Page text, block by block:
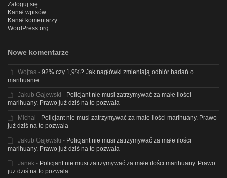
Zaloguj się
Kanał wpisów
Kanał komentarzy
WordPress.org
Nowe komentarze
Wojtas - 92% czy 1,9%? Jak nagłówki zmieniają odbiór badań o
marihuanie
Jakub Gajewski - Policjant nie musi zatrzymywać za małe ilości
marihuany. Prawo już dziś na to pozwala
Michal - Policjant nie musi zatrzymywać za małe ilości marihuany. Prawo
już dziś na to pozwala
Jakub Gajewski - Policjant nie musi zatrzymywać za małe ilości
marihuany. Prawo już dziś na to pozwala
Janek - Policjant nie musi zatrzymywać za małe ilości marihuany. Prawo
już dziś na to pozwala